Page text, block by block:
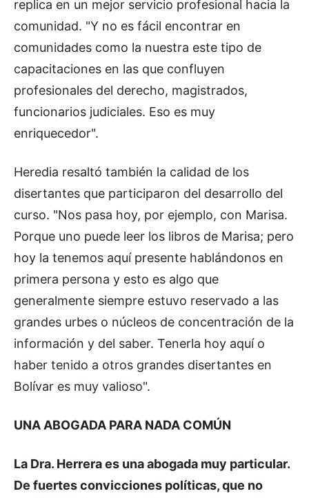
replica en un mejor servicio profesional hacia la
comunidad. "Y no es fácil encontrar en
comunidades como la nuestra este tipo de
capacitaciones en las que confluyen
profesionales del derecho, magistrados,
funcionarios judiciales. Eso es muy
enriquecedor".
Heredia resaltó también la calidad de los
disertantes que participaron del desarrollo del
curso. "Nos pasa hoy, por ejemplo, con Marisa.
Porque uno puede leer los libros de Marisa; pero
hoy la tenemos aquí presente hablándonos en
primera persona y esto es algo que
generalmente siempre estuvo reservado a las
grandes urbes o núcleos de concentración de la
información y del saber. Tenerla hoy aquí o
haber tenido a otros grandes disertantes en
Bolívar es muy valioso".
UNA ABOGADA PARA NADA COMÚN
La Dra. Herrera es una abogada muy particular.
De fuertes convicciones políticas, que no